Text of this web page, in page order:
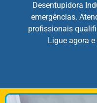
Desentupidora
emergências.
profissionais
Ligue agora